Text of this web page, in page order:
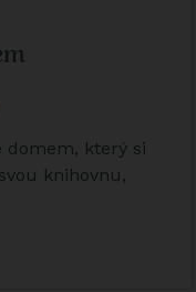
domem, který si
knihovnu,